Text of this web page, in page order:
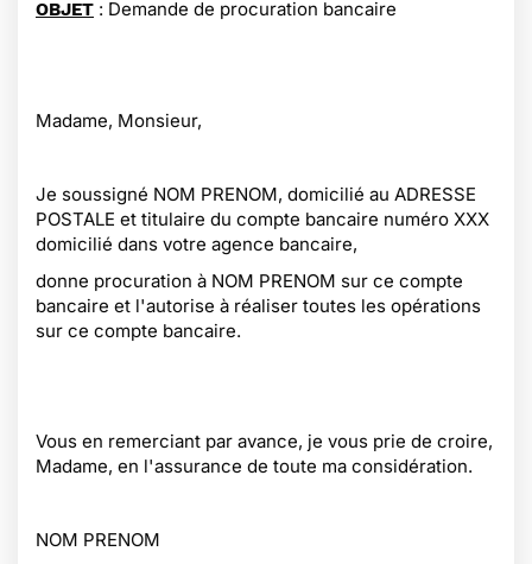
OBJET : Demande de procuration bancaire
Madame, Monsieur,
Je soussigné NOM PRENOM, domicilié au ADRESSE
POSTALE et titulaire du compte bancaire numéro XXX
domicilié dans votre agence bancaire,
donne procuration à NOM PRENOM sur ce compte
bancaire et l'autorise à réaliser toutes les opérations
sur ce compte bancaire.
Vous en remerciant par avance, je vous prie de croire,
Madame, en l'assurance de toute ma considération.
NOM PRENOM